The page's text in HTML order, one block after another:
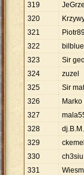
319
320
321
322
bilblue
323
Sir
324
zuzel
325
Sir
326
327
328
329
330
ch3siu
331